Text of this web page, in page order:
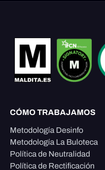
CÓMO TRABAJAMOS
Metodología Desinfo
Metodología La Buloteca
Política de Neutralidad
Política de Rectificación